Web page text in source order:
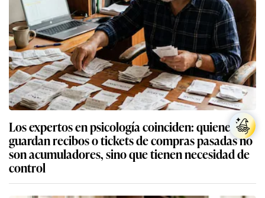
Los expertos en psicología coinciden: quienes
guardan recibos o tickets de compras pasadas no
son acumuladores, sino que tienen necesidad de
control